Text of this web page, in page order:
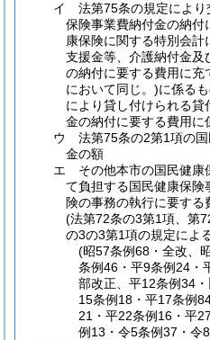
イ
法第75条の規定によ
保険事業費納付金の納付
康保険に関する特別会
支援金等、介護納付金及
の納付に要する費用に
において同じ。)に係る
により貸し付けられる貸
金の納付に要する費用に
ウ
法第75条の2第1項の
金の額
エ
その他本市の国民健
て負担する国民健康保険
険の事務の執行に要する
(法第72条の3第1項、第
の3の3第1項の規定によ
(昭57条例68・全改、
条例46・平9条例24・
部改正、平12条例34
15条例18・平17条例
21・平22条例16・平
例13・令5条例37・令